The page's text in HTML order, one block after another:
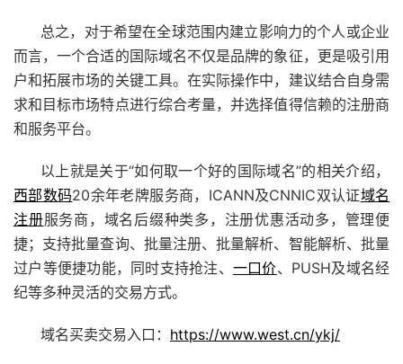
总之，对于希望在全球范围内建立影响力的个人或企业
而言，一个合适的国际域名不仅是品牌的象征，更是吸引用
户和拓展市场的关键工具。在实际操作中，建议结合自身需
求和目标市场特点进行综合考量，并选择值得信赖的注册商
和服务平台。
以上就是关于“如何取一个好的国际域名”的相关介绍，
西部数码20余年老牌服务商，ICANN及CNNIC双认证域名
注册服务商，域名后缀种类多，注册优惠活动多，管理便
捷；支持批量查询、批量注册、批量解析、智能解析、批量
过户等便捷功能，同时支持抢注、 一口价、PUSH及域名经
纪等多种灵活的交易方式。
域名买卖交易入口： https://www.west.cn/ykj/